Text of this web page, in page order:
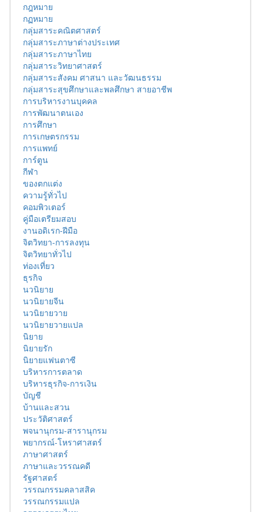
กฎหมาย
กฏหมาย
กลุ่มสาระคณิตศาสตร์
กลุ่มสาระภาษาต่างประเทศ
กลุ่มสาระภาษาไทย
กลุ่มสาระวิทยาศาสตร์
กลุ่มสาระสังคม ศาสนา และวัฒนธรรม
กลุ่มสาระสุขศึกษาและพลศึกษา สายอาชีพ
การบริหารงานบุคคล
การพัฒนาตนเอง
การศึกษา
การเกษตรกรรม
การแพทย์
การ์ตูน
กีฬา
ของตกแต่ง
ความรู้ทั่วไป
คอมพิวเตอร์
คู่มือเตรียมสอบ
งานอดิเรก-ฝีมือ
จิตวิทยา-การลงทุน
จิตวิทยาทั่วไป
ท่องเที่ยว
ธุรกิจ
นวนิยาย
นวนิยายจีน
นวนิยายวาย
นวนิยายวายแปล
นิยาย
นิยายรัก
นิยายแฟนตาซี
บริหารการตลาด
บริหารธุรกิจ-การเงิน
บัญชี
บ้านและสวน
ประวัติศาสตร์
พจนานุกรม-สารานุกรม
พยากรณ์-โหราศาสตร์
ภาษาศาสตร์
ภาษาและวรรณคดี
รัฐศาสตร์
วรรณกรรมคลาสสิค
วรรณกรรมแปล